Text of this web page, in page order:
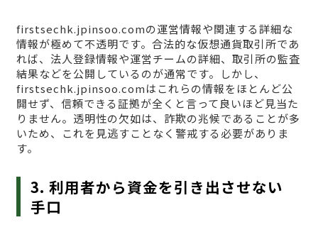
firstsechk.jpinsoo.comの運営情報や関連する詳細な
情報が極めて不透明です。合法的な仮想通貨取引所であ
れば、法人登録情報や運営チームの詳細、取引所の監査
結果などを公開しているのが通常です。しかし、
firstsechk.jpinsoo.comはこれらの情報をほとんど公
開せず、信頼できる証拠が全くと言って良いほど見当た
りません。透明性の欠如は、詐欺の兆候であることが多
いため、これを見逃すことなく警戒する必要がありま
す。
3. 利用者から資金を引き出させない
手口